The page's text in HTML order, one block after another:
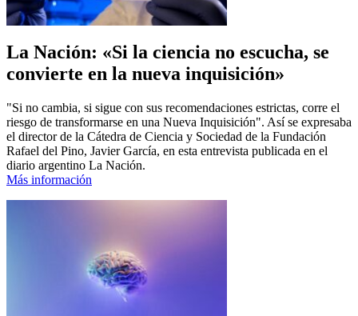
La Nación: «Si la ciencia no escucha, se
convierte en la nueva inquisición»
"Si no cambia, si sigue con sus recomendaciones estrictas, corre el
riesgo de transformarse en una Nueva Inquisición". Así se expresaba
el director de la Cátedra de Ciencia y Sociedad de la Fundación
Rafael del Pino, Javier García, en esta entrevista publicada en el
diario argentino La Nación.
Más información